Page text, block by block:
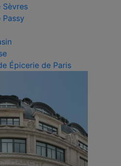
Sèvres
Épicerie de Paris